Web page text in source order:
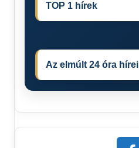
TOP 1 hírek
Az elmúlt 24 óra hírei